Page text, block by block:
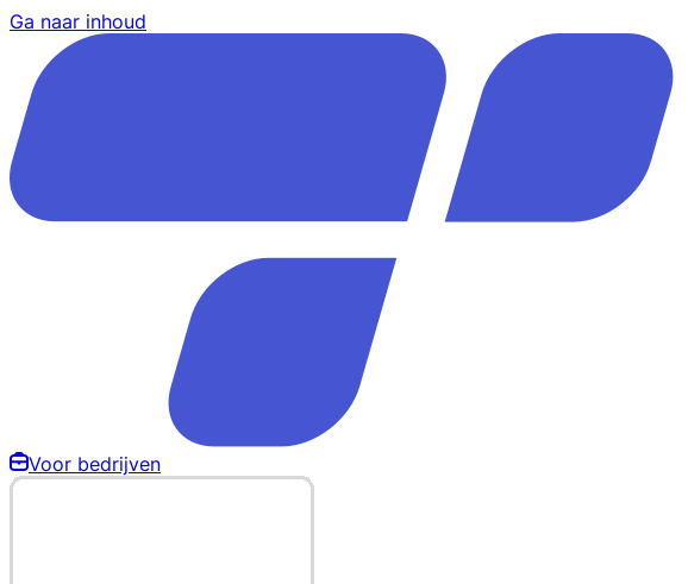
Ga naar inhoud
Voor bedrijven